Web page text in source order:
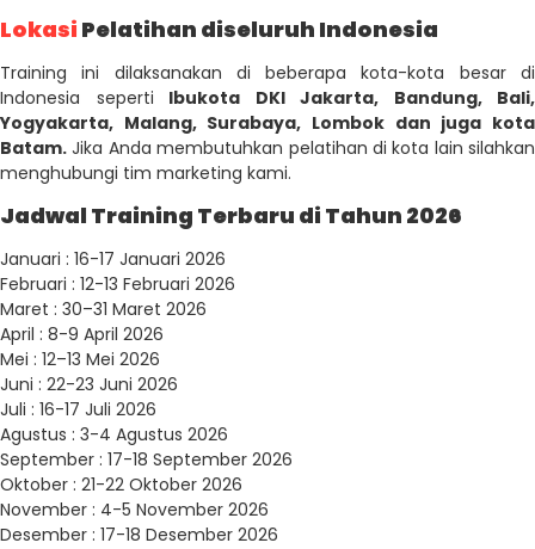
Lokasi Pelatihan diseluruh Indonesia
Training ini dilaksanakan di beberapa kota-kota besar di
Indonesia seperti Ibukota DKI Jakarta, Bandung, Bali,
Yogyakarta, Malang, Surabaya, Lombok dan juga kota
Batam. Jika Anda membutuhkan pelatihan di kota lain silahkan
menghubungi tim marketing kami.
Jadwal Training Terbaru di Tahun 2026
Januari : 16-17 Januari 2026
Februari : 12-13 Februari 2026
Maret : 30–31 Maret 2026
April : 8-9 April 2026
Mei : 12–13 Mei 2026
Juni : 22-23 Juni 2026
Juli : 16-17 Juli 2026
Agustus : 3-4 Agustus 2026
September : 17-18 September 2026
Oktober : 21-22 Oktober 2026
November : 4-5 November 2026
Desember : 17-18 Desember 2026